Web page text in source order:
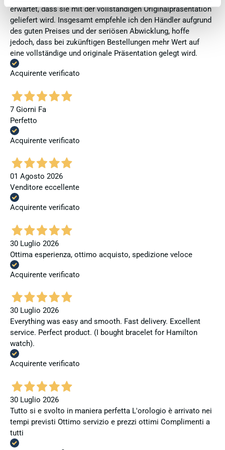
erwartet, dass sie mit der vollständigen Originalpräsentation
geliefert wird. Insgesamt empfehle ich den Händler aufgrund
des guten Preises und der seriösen Abwicklung, hoffe
jedoch, dass bei zukünftigen Bestellungen mehr Wert auf
eine vollständige und originale Präsentation gelegt wird.
Acquirente verificato
7 Giorni Fa
Perfetto
Acquirente verificato
01 Agosto 2026
Venditore eccellente
Acquirente verificato
30 Luglio 2026
Ottima esperienza, ottimo acquisto, spedizione veloce
Acquirente verificato
30 Luglio 2026
Everything was easy and smooth. Fast delivery. Excellent
service. Perfect product. (I bought bracelet for Hamilton
watch).
Acquirente verificato
30 Luglio 2026
Tutto si e svolto in maniera perfetta L'orologio è arrivato nei
tempi previsti Ottimo servizio e prezzi ottimi Complimenti a
tutti